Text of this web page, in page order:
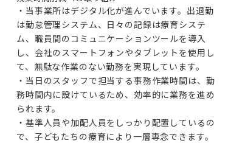
・当事業所はデジタル化が進んでいます。出退勤
は勤怠管理システム、日々の記録は療育システ
ム、職員間のコミュニケーションツールを導入
し、会社のスマートフォンやタブレットを使用し
て、無駄な作業のない勤務を実現しています。
・当日のスタッフで担当する事務作業時間は、勤
務時間内に設けているため、効率的に業務を進め
られます。
・基準人員や加配人員をしっかり配置しているの
で、子どもたちの療育により一層専念できます。